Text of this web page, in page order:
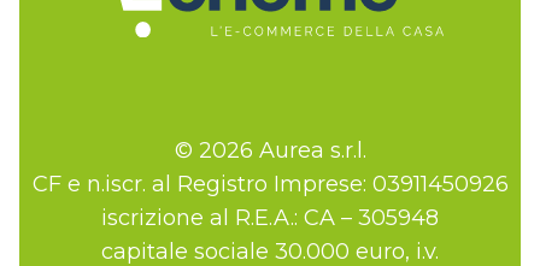
© 2026 Aurea s.r.l.
CF e n.iscr. al Registro Imprese: 03911450926
iscrizione al R.E.A.: CA – 305948
capitale sociale 30.000 euro, i.v.